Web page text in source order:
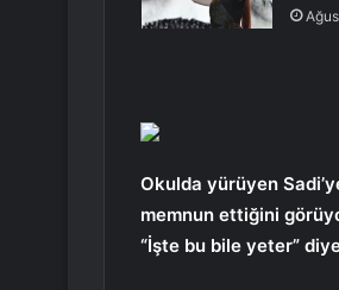
Okulda yürüyen
memnun ettiğini
“İşte bu bile yeter”